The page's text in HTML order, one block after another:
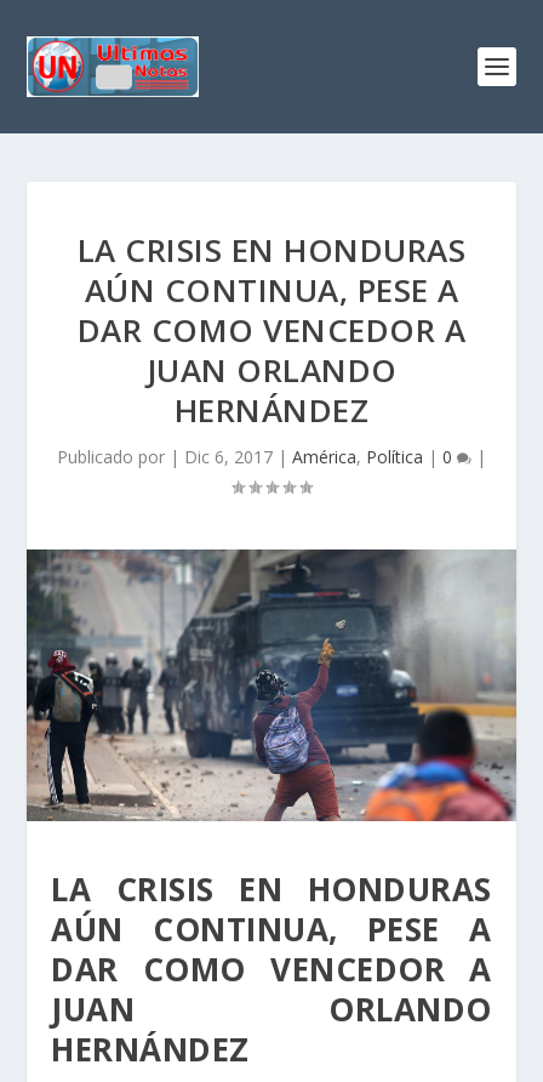
LA CRISIS EN HONDURAS
AÚN CONTINUA, PESE A
DAR COMO VENCEDOR A
JUAN ORLANDO
HERNÁNDEZ
Publicado por | Dic 6, 2017 | América, Política | 0 |
LA CRISIS EN HONDURAS
AÚN CONTINUA, PESE A
DAR COMO VENCEDOR A
JUAN ORLANDO
HERNÁNDEZ